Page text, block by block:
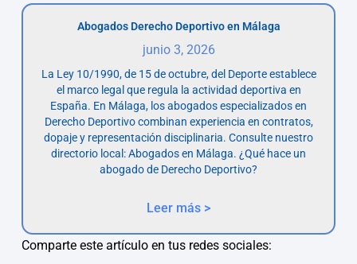
Abogados Derecho Deportivo en Málaga
junio 3, 2026
La Ley 10/1990, de 15 de octubre, del Deporte establece
el marco legal que regula la actividad deportiva en
España. En Málaga, los abogados especializados en
Derecho Deportivo combinan experiencia en contratos,
dopaje y representación disciplinaria. Consulte nuestro
directorio local: Abogados en Málaga. ¿Qué hace un
abogado de Derecho Deportivo?
Leer más >
Comparte este artículo en tus redes sociales: